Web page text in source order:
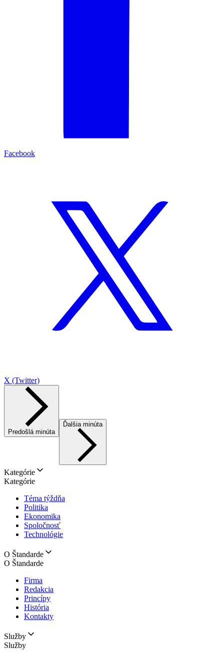
Facebook
X (Twitter)
Predošlá minúta
Ďalšia minúta
Kategórie
Kategórie
Téma týždňa
Politika
Ekonomika
Spoločnosť
Technológie
O Štandarde
O Štandarde
Firma
Redakcia
Princípy
História
Kontakty
Služby
Služby